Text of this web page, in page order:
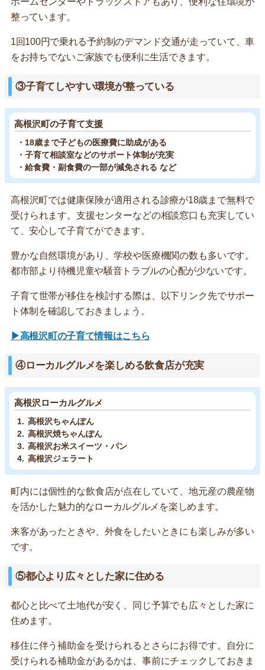
整っています。
1回100円で乗れる予約制のデマンド交通が走っていて、車
をお持ちでないご家族でも便利に生活できます。
③子育てしやすい環境が整っている
高根沢町の子育て支援
・18歳まで子どもの医療費に助成がある
・子育て相談室などのサポート体制が充実
・給食費・副食費の一部が減免される など
高根沢町では健康保険が適用される診療が18歳まで無料で
受けられます。支援センターなどの相談窓口も充実してい
て、安心して子育てができます。
豊かな自然環境があり、学校や医療機関の数も多いです。
都市部より待機児童や騒音トラブルの心配が少ないです。
子育て世帯が移住を検討する際は、以下リンク先でサポー
ト体制を確認しておきましょう。
▶高根沢町の子育て情報はこちら
④ローカルグルメを楽しめる飲食店が充実
高根沢ローカルグルメ
高根沢ちゃんぽん
高根沢焼ちゃんぽん
高根沢お米スイーツ・パン
高根沢ジェラート
町内には個性的な飲食店が点在していて、地元産の農産物
を活かした魅力的なローカルグルメを楽しめます。
来客があったときや、外食をしたいときにも楽しみが多い
です。
⑤都心より広々とした家に住める
都心と比べて土地代が安く、同じ予算でも広々とした家に
住めます。
移住に伴う補助金を受けられるとさらにお得です。自分に
受けられる補助金があるかは、事前にチェックしておきま